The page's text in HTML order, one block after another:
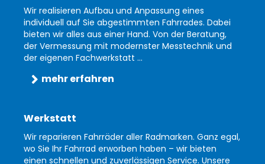
Wir realisieren Aufbau und Anpassung eines
individuell auf Sie abgestimmten Fahrrades. Dabei
bieten wir alles aus einer Hand. Von der Beratung,
der Vermessung mit modernster Messtechnik und
der eigenen Fachwerkstatt ...
mehr erfahren
Werkstatt
Wir reparieren Fahrräder aller Radmarken. Ganz egal,
wo Sie Ihr Fahrrad erworben haben – wir bieten
einen schnellen und zuverlässigen Service. Unsere